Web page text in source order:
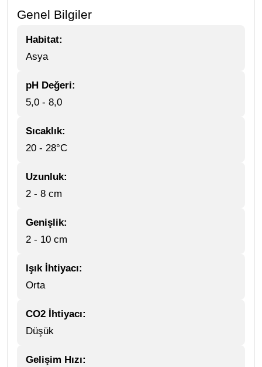
Genel Bilgiler
Habitat:
Asya
pH Değeri:
5,0 - 8,0
Sıcaklık:
20 - 28°C
Uzunluk:
2 - 8 cm
Genişlik:
2 - 10 cm
Işık İhtiyacı:
Orta
CO2 İhtiyacı:
Düşük
Gelişim Hızı: